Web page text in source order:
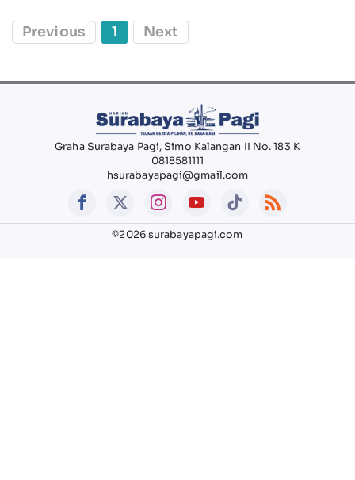
Previous 1 Next
Graha Surabaya Pagi, Simo Kalangan II No. 183 K
0818581111
hsurabayapagi@gmail.com
©2026 surabayapagi.com